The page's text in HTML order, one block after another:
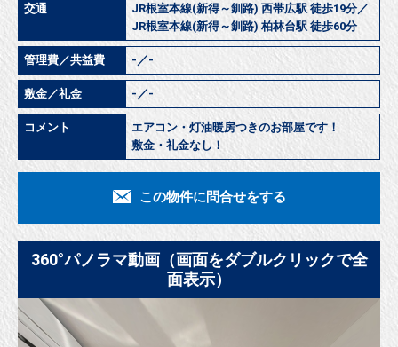
交通
JR根室本線(新得～釧路) 西帯広駅 徒歩19分／
JR根室本線(新得～釧路) 柏林台駅 徒歩60分
管理費／共益費 -／-
敷金／礼金 -／-
コメント
エアコン・灯油暖房つきのお部屋です！
敷金・礼金なし！
この物件に問合せをする
360°パノラマ動画（画面をダブルクリックで全
面表示）